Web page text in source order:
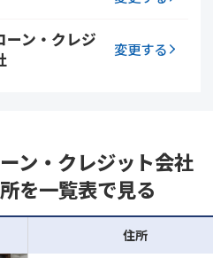
ーン・クレジ
変更する
ン・クレジット会社
を一覧表で見る
住所